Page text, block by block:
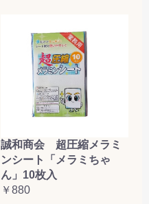
誠和商会 超圧縮メラミ
ンシート「メラミちゃ
ん」10枚入
￥880